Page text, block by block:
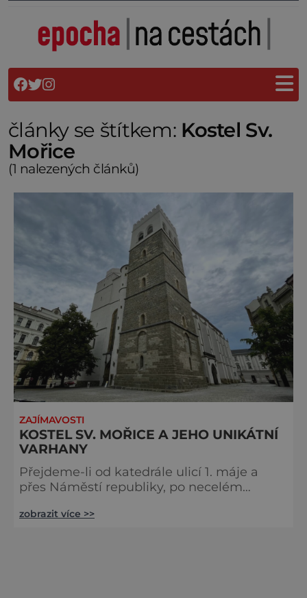
články se štítkem: Kostel Sv.
Mořice
(1 nalezených článků)
ZAJÍMAVOSTI
KOSTEL SV. MOŘICE A JEHO UNIKÁTNÍ
VARHANY
Přejdeme-li od katedrále ulicí 1. máje a
přes Náměstí republiky, po necelém
další významnou olomouckou církevní
zobrazit více >>